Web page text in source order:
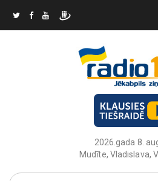
2026.gada 8.
Mudīte, Vladislava,